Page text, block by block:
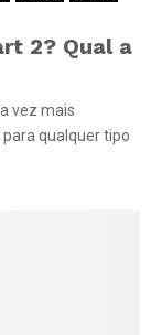
2? Qual a
vez mais
qualquer tipo